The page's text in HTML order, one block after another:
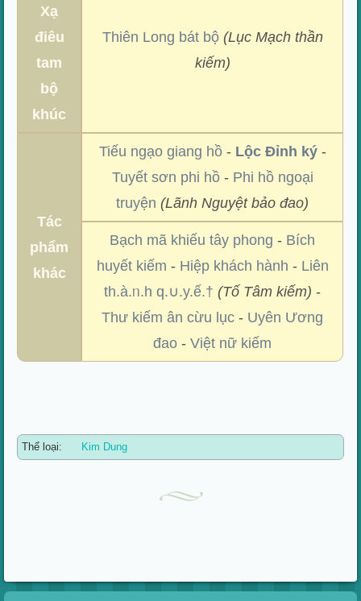
Xạ
điêu
tam
bộ
khúc
Thiên Long bát bộ (Lục Mạch thần
kiếm)
Tác
phẩm
khác
Tiếu ngạo giang hồ- Lộc Đỉnh ký-
Tuyết sơn phi hồ- Phi hồ ngoại
truyện (Lãnh Nguyệt bảo đao)
Bạch mã khiếu tây phong - Bích
huyết kiếm - Hiệp khách hành - Liên
th.à.ᥒ.h q.∪.y.ế.† (Tố Tâm kiếm) -
Thư kiếm ân cừu lục - Uyên Ương
đao -Việt nữ kiếm
Thể loại: Kim Dung